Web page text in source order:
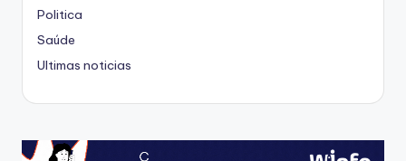
Politica
Saúde
Ultimas noticias